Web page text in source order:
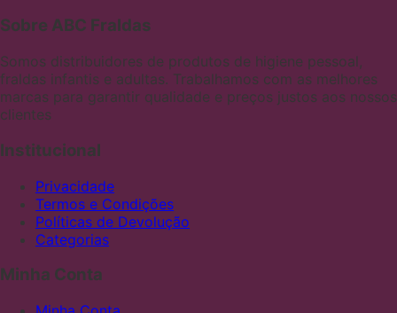
Sobre ABC Fraldas
Somos distribuidores de produtos de higiene pessoal,
fraldas infantis e adultas. Trabalhamos com as melhores
marcas para garantir qualidade e preços justos aos nossos
clientes
Institucional
Privacidade
Termos e Condições
Políticas de Devolução
Categorias
Minha Conta